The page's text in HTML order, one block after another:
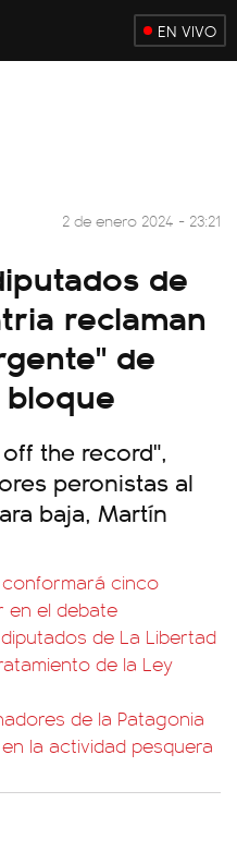
EN VIVO
2 de enero 2024 - 23:21
de
reclaman
de
the record",
peronistas al
baja, Martín
conformará cinco
en el debate
de La Libertad
de la Ley
de la Patagonia
la actividad pesquera